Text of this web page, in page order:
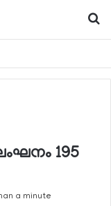
195
a minute